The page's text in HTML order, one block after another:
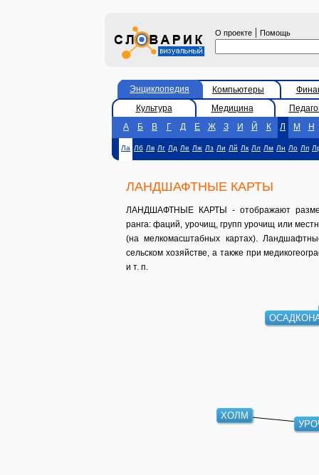
О проекте | Помощь
Энциклопедия Компьютеры
Культура
Медицина
А
Б В Г Д Е Ж З И Й К Л М Н
Ла Лб Лв Лг Лд Ле Лж Лз Ли Лй Лк Лл Лм Лн Ло Лп
ЛАНДШАФТНЫЕ КАРТЫ
ЛАНДШАФТНЫЕ КАРТЫ - отображают
ранга: фаций, урочищ, групп урочищ или
(на мелкомасштабных картах).
сельском хозяйстве, а также при
и т. п.
ХОЛМ